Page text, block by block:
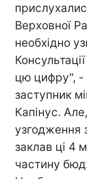
Верховної
необхідно
цю цифру", -
заступник
Капінус.
узгодження
заклав ці 4
частину